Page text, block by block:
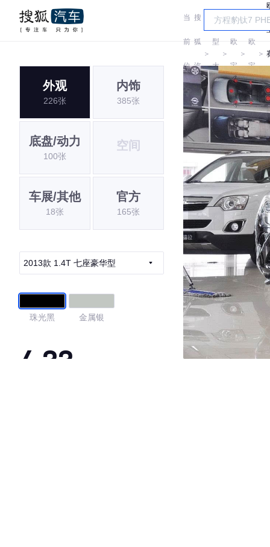
当
前
位
置:
搜
狐
汽
车
＞
车
型
大
全
＞
欧
宝
＞
欧
宝
＞
外观
226张
内饰
385张
底盘/动力
100张
空间
车展/其他
18张
官方
165张
2013款 1.4T 七座豪华型
珠光黑 金属银
4.33